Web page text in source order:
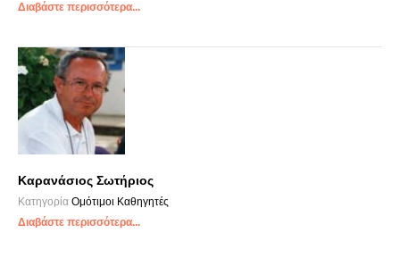
Διαβάστε περισσότερα...
Καρανάσιος Σωτήριος
Κατηγορία Ομότιμοι Καθηγητές
Διαβάστε περισσότερα...